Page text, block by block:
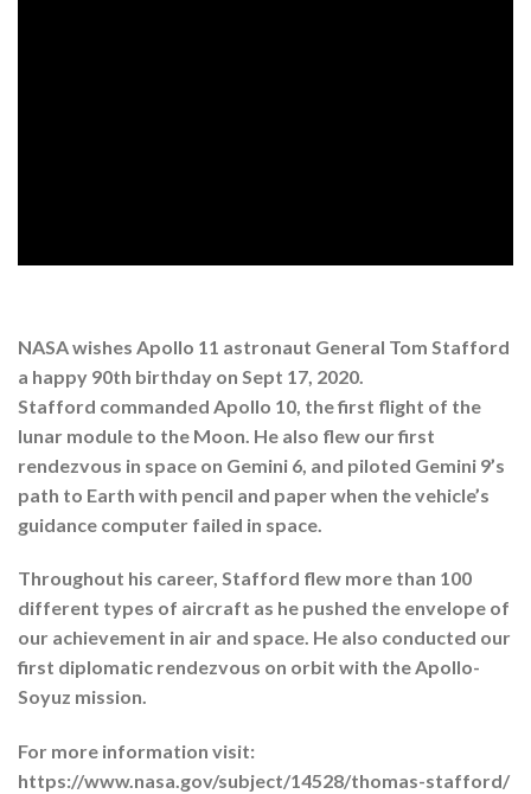
NASA wishes Apollo 11 astronaut General Tom Stafford
a happy 90th birthday on Sept 17, 2020.
Stafford commanded Apollo 10, the first flight of the
lunar module to the Moon. He also flew our first
rendezvous in space on Gemini 6, and piloted Gemini 9’s
path to Earth with pencil and paper when the vehicle’s
guidance computer failed in space.
Throughout his career, Stafford flew more than 100
different types of aircraft as he pushed the envelope of
our achievement in air and space. He also conducted our
first diplomatic rendezvous on orbit with the Apollo-
Soyuz mission.
For more information visit:
https://www.nasa.gov/subject/14528/thomas-stafford/